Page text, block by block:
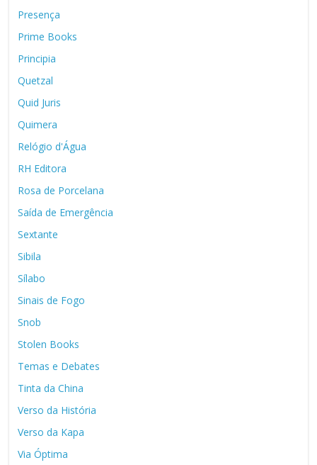
Presença
Prime Books
Principia
Quetzal
Quid Juris
Quimera
Relógio d'Água
RH Editora
Rosa de Porcelana
Saída de Emergência
Sextante
Sibila
Sílabo
Sinais de Fogo
Snob
Stolen Books
Temas e Debates
Tinta da China
Verso da História
Verso da Kapa
Via Óptima